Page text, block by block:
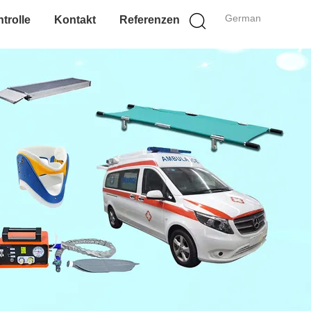
German
Kontakt Referenzen